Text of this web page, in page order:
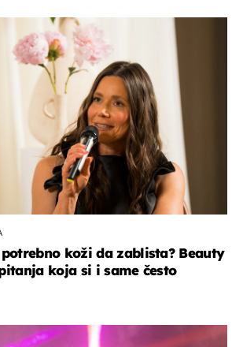
koži da zablista? Beauty
koja si i same često